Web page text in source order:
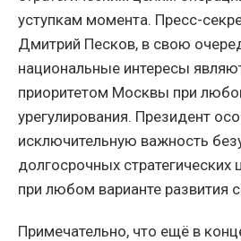
уступкам момента. Пресс-
Дмитрий Песков, в свою
национальные интересы
приоритетом Москвы при
урегулирования. Президент
исключительную важность
долгосрочных стратегических
при любом варианте развития
Примечательно, что ещё в